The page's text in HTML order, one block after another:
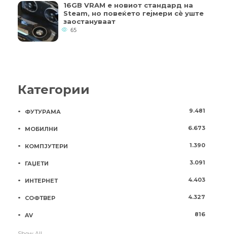
16GB VRAM е новиот стандард на
Steam, но повеќето гејмери ​​сè уште
заостануваат
65
Категории
ФУТУРАМА 9.481
МОБИЛНИ 6.673
КОМПЈУТЕРИ 1.390
ГАЏЕТИ 3.091
ИНТЕРНЕТ 4.403
СОФТВЕР 4.327
AV 816